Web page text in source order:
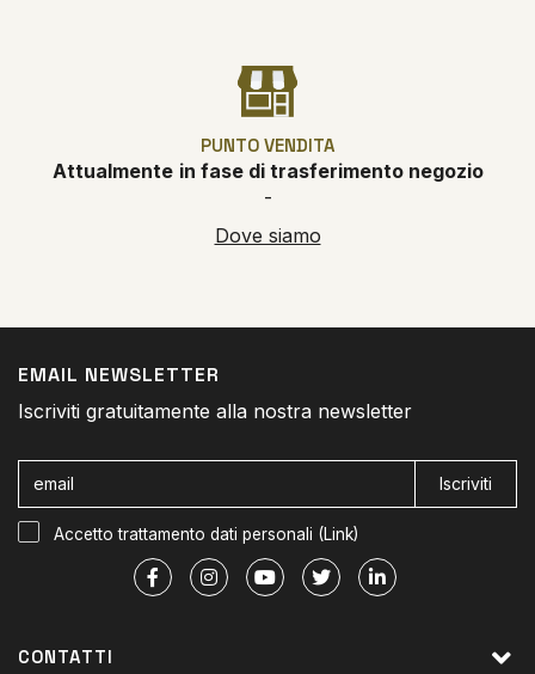
PUNTO VENDITA
Attualmente in fase di trasferimento negozio
-
Dove siamo
EMAIL NEWSLETTER
Iscriviti gratuitamente alla nostra newsletter
Iscriviti
Accetto trattamento dati personali (Link)
CONTATTI